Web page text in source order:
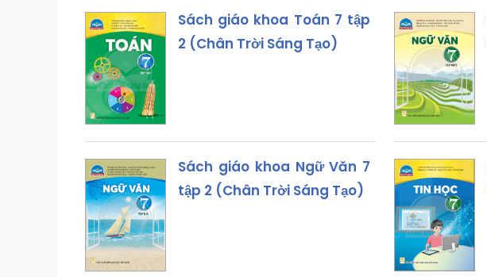
Sách giáo khoa Toán 7 tập
2 (Chân Trời Sáng Tạo)
Sách giáo khoa Ngữ Văn 7
tập 2 (Chân Trời Sáng Tạo)